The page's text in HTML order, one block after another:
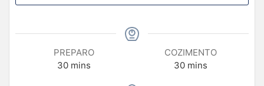
PREPARO
30 mins
COZIMENTO
30 mins